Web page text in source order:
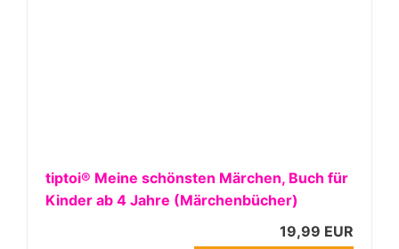
tiptoi® Meine schönsten Märchen, Buch für
Kinder ab 4 Jahre (Märchenbücher)
19,99 EUR